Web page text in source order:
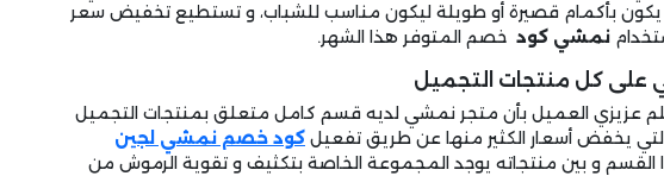
يكون بأكمام قصيرة أو طويلة ليكون مناسب للشباب، و تستطيع تخفيض سعر
نمشي كود خصم المتوفر هذا الشهر.
كل منتجات التجميل
عزيزي العميل بأن متجر نمشي لديه قسم كامل متعلق بمنتجات التجميل
التي يخفض أسعار الكثير منها عن طريق تفعيل كود خصم نمشي لجين
القسم و بين منتجاته يوجد المجموعة الخاصة بتكثيف و تقوية الرموش من